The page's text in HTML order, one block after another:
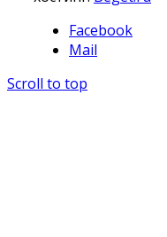
Facebook
Mail
Scroll to top